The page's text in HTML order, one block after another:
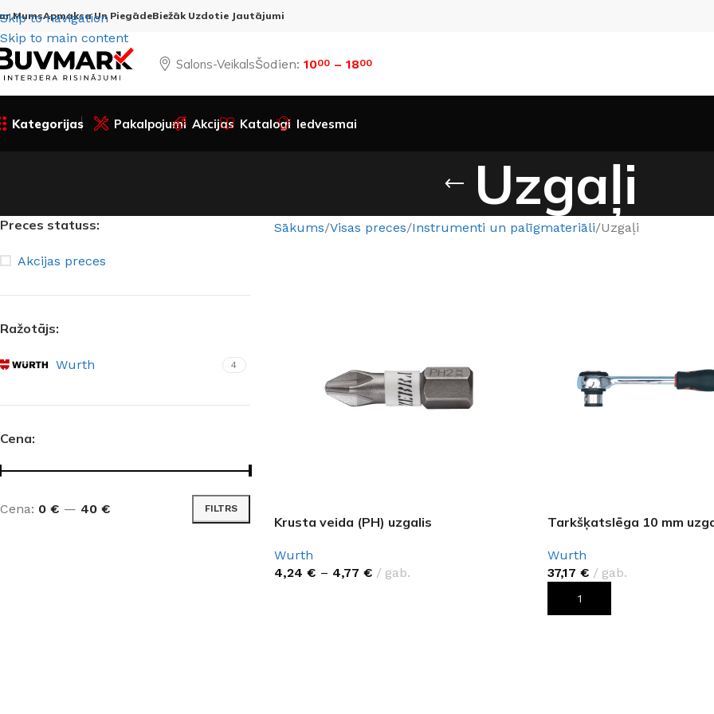
Skip to navigation
Skip to main content
MumsApmaksa Un PiegādeBiežāk Uzdotie Jautājumi
Salons-VeikalsŠodien: 1000 – 1800
Kategorijas Pakalpojumi Akcijas Katalogi Iedvesmai
Uzgaļi
Preces statuss:
Akcijas preces
Ražotājs:
Wurth 4
Cena:
FILTRS
Cena: 0 € — 40 €
Sākums Visas preces Instrumenti un palīgmateriāli Uzgaļi
Krusta veida (PH) uzgalis
Wurth
4,24 € – 4,77 € gab.
Tarkšķatslēga 10 mm
Wurth
37,17 € gab.
PIEVIENOT GROZAM